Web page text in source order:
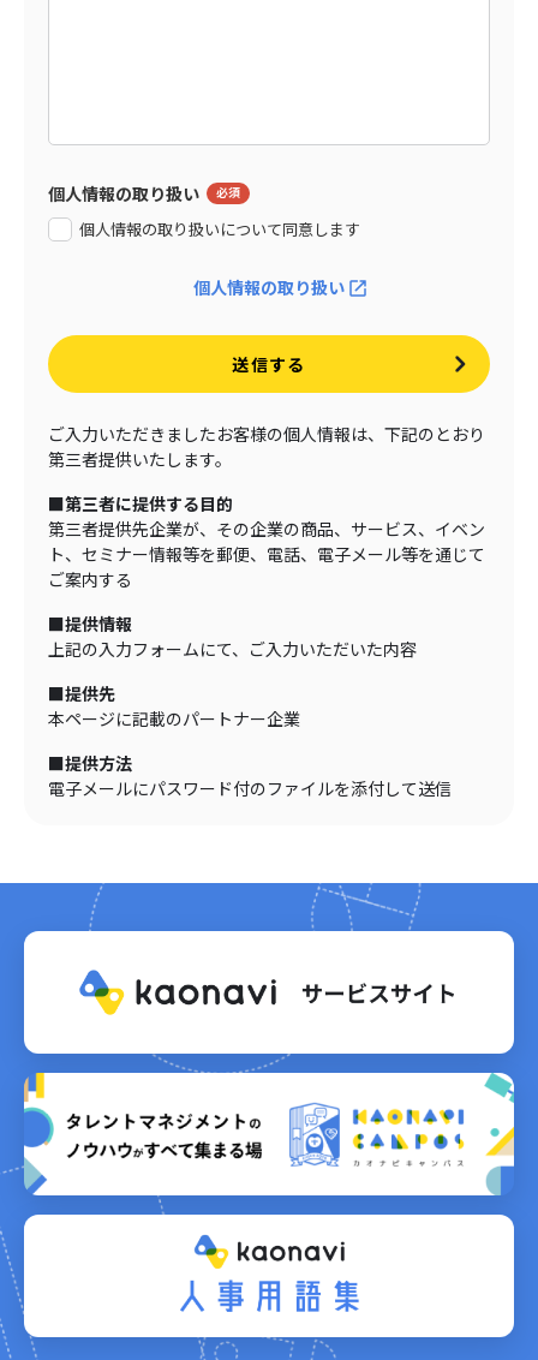
個人情報の取り扱い
個人情報の取り扱いについて同意します
個人情報の取り扱い
送信する
ご入力いただきましたお客様の個人情報は、下記のとおり
第三者提供いたします。
■第三者に提供する目的
第三者提供先企業が、その企業の商品、サービス、イベン
ト、セミナー情報等を郵便、電話、電子メール等を通じて
ご案内する
■提供情報
上記の入力フォームにて、ご入力いただいた内容
■提供先
本ページに記載のパートナー企業
■提供方法
電子メールにパスワード付のファイルを添付して送信